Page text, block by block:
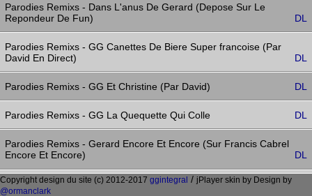
Parodies Remixs - Dans L'anus De Gerard (Depose Sur Le
Repondeur De Fun)
DL
Parodies Remixs - GG Canettes De Biere Super francoise (Par
David En Direct)
DL
Parodies Remixs - GG Et Christine (Par David) DL
Parodies Remixs - GG La Quequette Qui Colle DL
Parodies Remixs - Gerard Encore Et Encore (Sur Francis Cabrel
Encore Et Encore)
DL
Parodies Remixs - Gerard Est Un Cretin (Sur Nirvana Polly)
Copyright design du site (c) 2012-2017 ggintegral / jPlayer skin by Design by
@ormanclark